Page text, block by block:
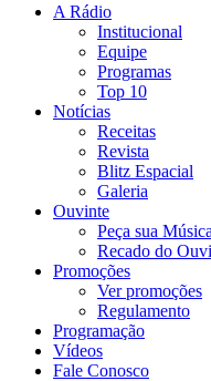
A Rádio
Institucional
Equipe
Programas
Top 10
Notícias
Receitas
Revista
Blitz Espacial
Galeria
Ouvinte
Peça sua Música
Recado do
Promoções
Ver promoções
Regulamento
Programação
Vídeos
Fale Conosco